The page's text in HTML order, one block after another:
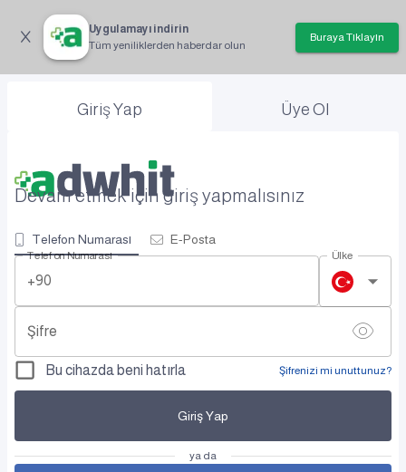
Uygulamayı indirin
Tüm yeniliklerden haberdar olun
Buraya Tıklayın
Giriş Yap Üye Ol
Devam etmek için giriş yapmalısınız
Telefon Numarası E-Posta
Telefon Numarası
+90
Ülke
Şifre
Bu cihazda beni hatırla Şifrenizi mi unuttunuz?
Giriş Yap
ya da